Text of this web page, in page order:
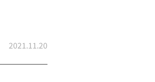
2021.11.20